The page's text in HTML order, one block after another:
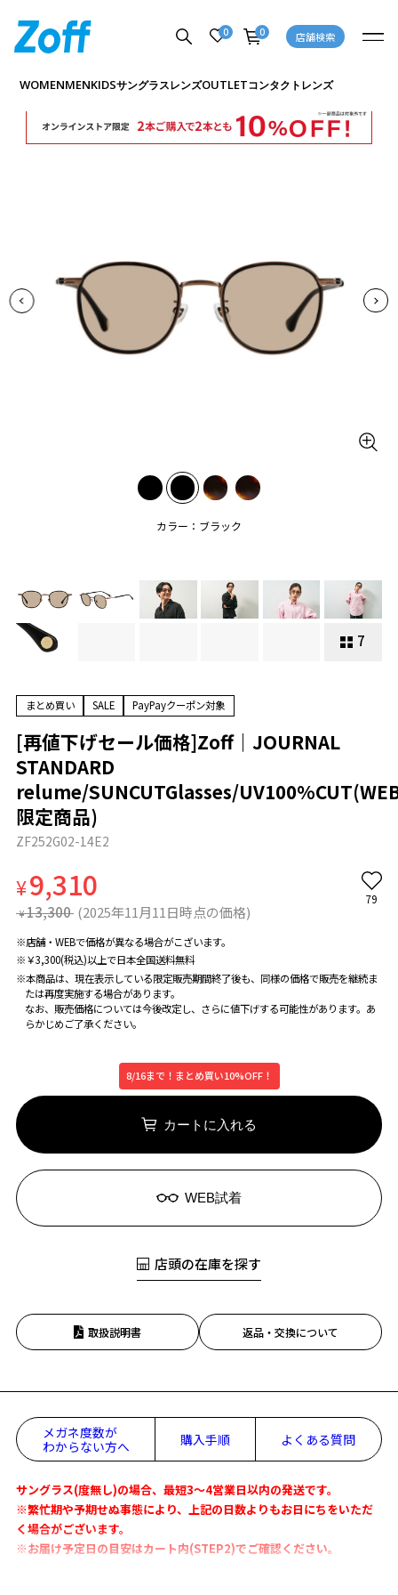
0 0 店舗検索
WOMENMENKIDSサングラスレンズOUTLETコンタクトレンズ
カラー：ブラック
7
商品詳細ページへ
まとめ買い SALE PayPayクーポン対象
[再値下げセール価格]Zoff｜JOURNAL
STANDARD
relume/SUNCUTGlasses/
限定商品)
ZF252G02-14E2
¥9,310
¥ 13,300 (2025年11月11日時点の価格)
79
※店舗・WEBで価格が異なる場合がこざいます。
※￥3,300(税込)以上で日本全国送料無料
※本商品は、現在表示している限定販売期間終了後も、同様の価格で販売を継続ま
たは再度実施する場合があります。
なお、販売価格については今後改定し、さらに値下げする可能性があります。あ
らかじめご了承ください。
8/16まで！まとめ買い10%OFF！
カートに入れる
WEB試着
店頭の在庫を探す
取扱説明書 返品・交換について
メガネ度数が
わからない方へ
購入手順 よくある質問
サングラス(度無し)の場合、最短3～4営業日以内の発送です。
※繁忙期や予期せぬ事態により、上記の日数よりもお日にちをいただ
く場合がございます。
※お届け予定日の目安はカート内(STEP2)でご確認ください。